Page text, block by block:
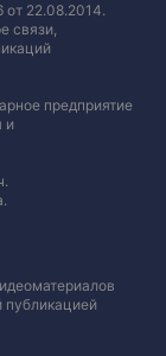
22.08.2014.
связи,
предприятие
и
публикацией